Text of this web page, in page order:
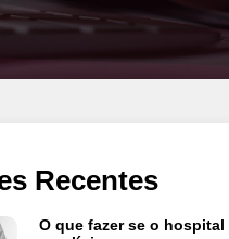
Recentes
O que fazer se o hospital